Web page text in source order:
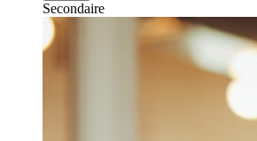
Secondaire